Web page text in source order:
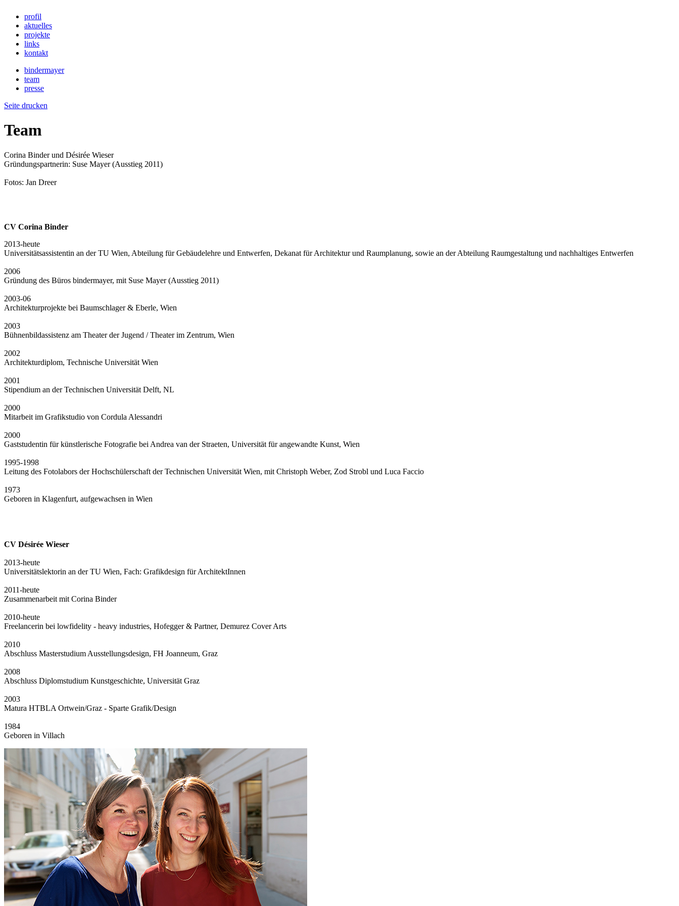
profil
aktuelles
projekte
links
kontakt
bindermayer
team
presse
Seite drucken
Team
Corina Binder und Désirée Wieser
Gründungspartnerin: Suse Mayer (Ausstieg 2011)
Fotos: Jan Dreer
CV Corina Binder
2013-heute
Universitätsassistentin an der TU Wien, Abteilung für Gebäudelehre und Entwerfen, Dekanat für Architektur und Raumplanung, sowie an der Abteilung Raumgestaltung und nachhaltiges Entwerfen
2006
Gründung des Büros bindermayer, mit Suse Mayer (Ausstieg 2011)
2003-06
Architekturprojekte bei Baumschlager & Eberle, Wien
2003
Bühnenbildassistenz am Theater der Jugend / Theater im Zentrum, Wien
2002
Architekturdiplom, Technische Universität Wien
2001
Stipendium an der Technischen Universität Delft, NL
2000
Mitarbeit im Grafikstudio von Cordula Alessandri
2000
Gaststudentin für künstlerische Fotografie bei Andrea van der Straeten, Universität für angewandte Kunst, Wien
1995-1998
Leitung des Fotolabors der Hochschülerschaft der Technischen Universität Wien, mit Christoph Weber, Zod Strobl und Luca Faccio
1973
Geboren in Klagenfurt, aufgewachsen in Wien
CV Désirée Wieser
2013-heute
Universitätslektorin an der TU Wien, Fach: Grafikdesign für ArchitektInnen
2011-heute
Zusammenarbeit mit Corina Binder
2010-heute
Freelancerin bei lowfidelity - heavy industries, Hofegger & Partner, Demurez Cover Arts
2010
Abschluss Masterstudium Ausstellungsdesign, FH Joanneum, Graz
2008
Abschluss Diplomstudium Kunstgeschichte, Universität Graz
2003
Matura HTBLA Ortwein/Graz - Sparte Grafik/Design
1984
Geboren in Villach